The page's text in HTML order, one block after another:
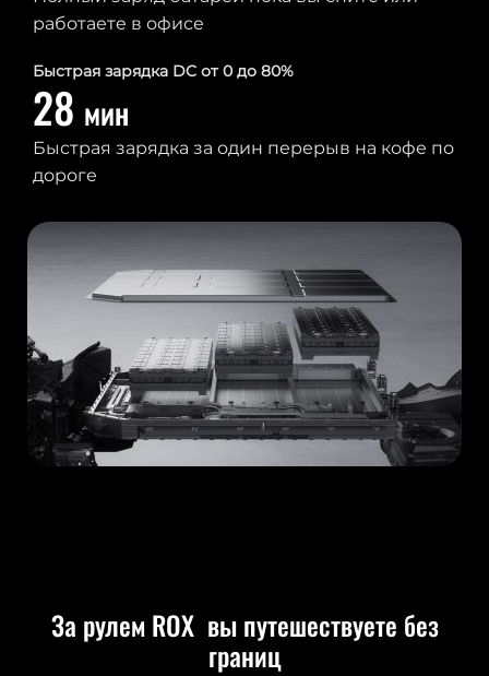
работаете в офисе
Быстрая зарядка DC от 0 до 80%
28 мин
Быстрая зарядка за один перерыв на кофе по
дороге
За рулем ROX вы путешествуете без
границ